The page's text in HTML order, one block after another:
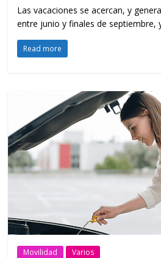
Las vacaciones se acercan, y
entre junio y finales de septiembre,
Read more
Movilidad Varios